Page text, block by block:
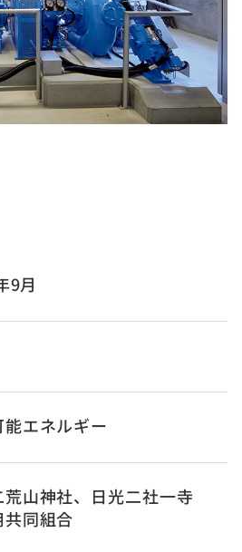
9月
エネルギー
荒山神社、日光二社一寺
共同組合